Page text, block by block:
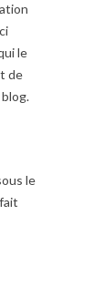
le
de
le